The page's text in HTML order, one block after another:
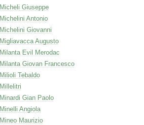
Micheli Giuseppe
Michelini Antonio
Michelini Giovanni
Migliavacca Augusto
Milanta Evil Merodac
Milanta Giovan Francesco
Milioli Tebaldo
Millelitri
Minardi Gian Paolo
Minelli Angiola
Mineo Maurizio